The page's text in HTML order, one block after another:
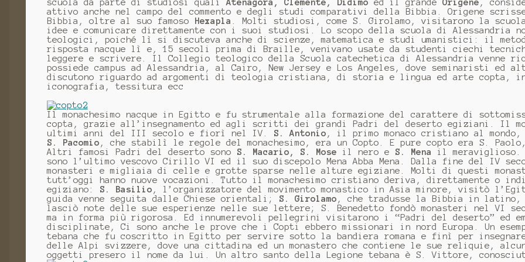
scuola da parte di studiosi quali Atenagora, Clemente, Didimo ed il grande Origene ,
attivo anche nel campo del commento e degli studi comparativi della Bibbia. Origene
Bibbia, oltre al suo famoso
Hexapla
. Molti studiosi, come S. Girolamo, visitarono la
idee e comunicare direttamente con i suoi studiosi. Lo scopo della scuola di Alessandria
teologici, poiché lì si discuteva anche di scienze, matematica e studi umanistici: il metodo
risposta nacque lì e, 15 secoli prima di Braille, venivano usate da studenti ciechi
leggere e scrivere. Il Collegio teologico della Scuola catechetica di Alessandria venne
possiede campus ad Alessandria, al Cairo, New Jersey e Los Angeles, dove seminaristi
discutono riguardo ad argomenti di teologia cristiana, di storia e lingua ed arte copta,
iconografia, tessitura ecc
Il monachesimo nacque in Egitto e fu strumentale alla formazione del carattere di
copta, grazie all’insegnamento ed agli scritti dei grandi Padri del deserto egiziani. Il
ultimi anni del III secolo e fiorì nel IV. S. Antonio , il primo monaco cristiano al
S. Pacomio , che stabilì le regole del monachesimo, era un Copto. E pure copto era S.
Altri famosi Padri del deserto sono S. Macario, S. Mose il nero e S. Mena
il
sono l’ultimo vescovo Cirillo VI ed il suo discepolo Mena Abba Mena. Dalla fine del IV
monasteri e migliaia di celle e grotte sparse nelle alture egiziane. Molti di questi
tutt’oggi hanno nuove vocazioni. Tutto il monachesimo cristiano deriva, direttamente o
egiziano: S. Basilio , l’organizzatore del movimento monastico in Asia minore, visitò
guida venne seguita dalle Chiese orientali; S. Girolamo , che tradusse la Bibbia in latino,
lasciò note delle sue esperienze nelle sue lettere; S. Benedetto fondò monasteri nel VI
ma in forma più rigorosa. Ed innumerevoli pellegrini visitarono i “Padri del deserto”
disciplinate, Ci sono anche le prove che i Copti ebbero missionari in nord Europa. Un
tebana che fu coscritto in Egitto per servire sotto la bandiera romana e finì per
delle Alpi svizzere, dove una cittadina ed un monastero che contiene le sue reliquie,
oggetti presero il nome da lui. Un altro santo della Legione tebana è S. Vittore,